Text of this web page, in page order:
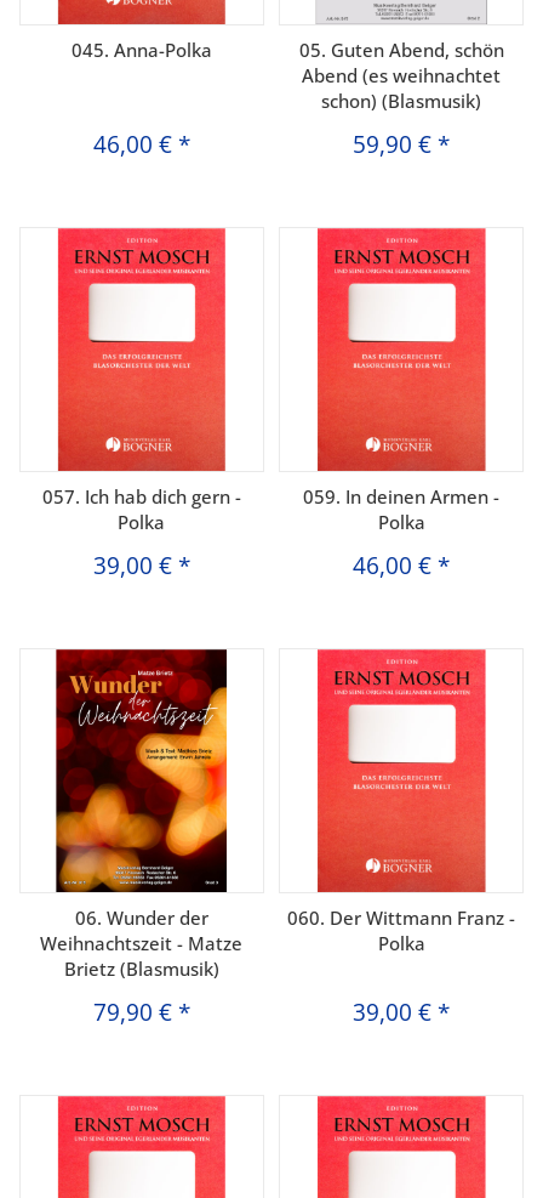
045. Anna-Polka
46,00 € *
05. Guten Abend, schön
Abend (es weihnachtet
schon) (Blasmusik)
59,90 € *
057. Ich hab dich gern -
Polka
39,00 € *
059. In deinen Armen -
Polka
46,00 € *
06. Wunder der
Weihnachtszeit - Matze
Brietz (Blasmusik)
79,90 € *
060. Der Wittmann Franz -
Polka
39,00 € *